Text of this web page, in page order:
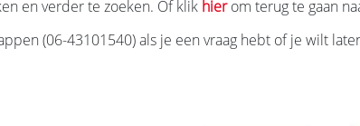
en verder te zoeken. Of klik hierom terug te gaan
(06-43101540) als je een vraag hebt of je wilt